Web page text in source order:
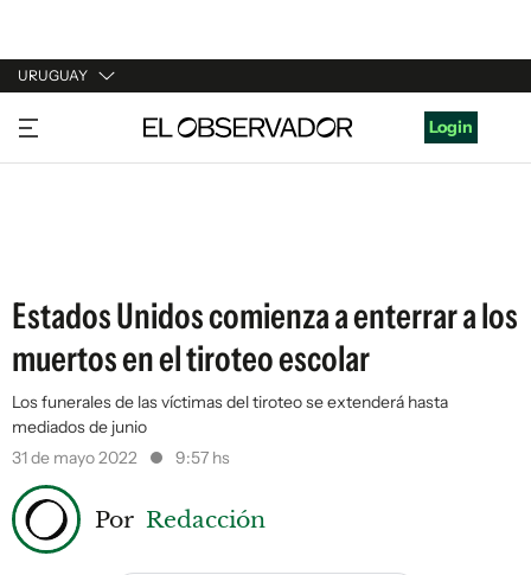
URUGUAY
URUGUAY
ARGENTINA
Login
Estados Unidos comienza a enterrar a los
muertos en el tiroteo escolar
Los funerales de las víctimas del tiroteo se extenderá hasta
mediados de junio
31 de mayo 2022
9:57 hs
Por Redacción